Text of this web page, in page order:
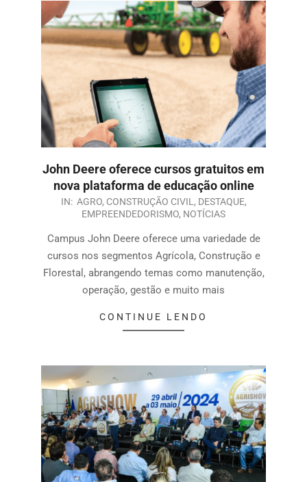
John Deere oferece cursos gratuitos em
nova plataforma de educação online
IN: AGRO, CONSTRUÇÃO CIVIL , DESTAQUE,
EMPREENDEDORISMO, NOTÍCIAS
Campus John Deere oferece uma variedade de
cursos nos segmentos Agrícola, Construção e
Florestal, abrangendo temas como manutenção,
operação, gestão e muito mais
CONTINUE LENDO